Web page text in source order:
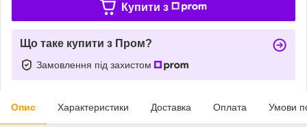
Купити з
Що таке купити з Пром?
Замовлення під захистом
Опис Характеристики Доставка Оплата Умови